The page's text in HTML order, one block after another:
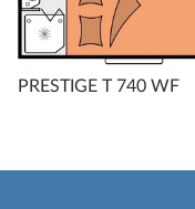
PRESTIGE T 740 WF